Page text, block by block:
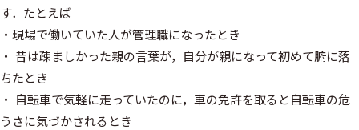
す．たとえば
・現場で働いていた人が管理職になったとき
・ 昔は疎ましかった親の言葉が，自分が親になって初めて腑に落
ちたとき
・ 自転車で気軽に走っていたのに，車の免許を取ると自転車の危
うさに気づかされるとき